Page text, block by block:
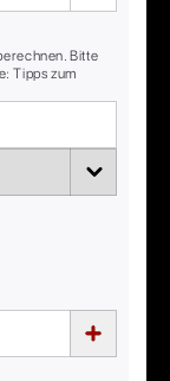
Bitte
Tipps zum